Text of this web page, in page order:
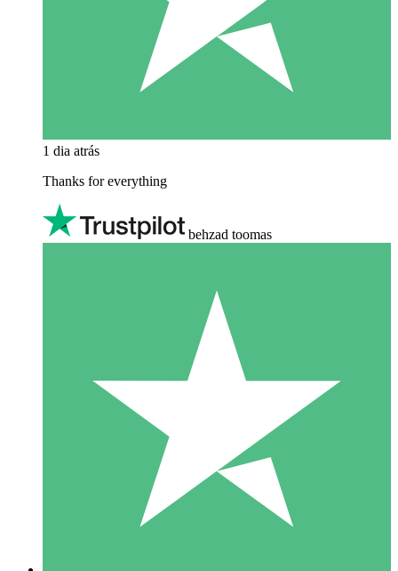
1 dia atrás
Thanks for everything
behzad toomas